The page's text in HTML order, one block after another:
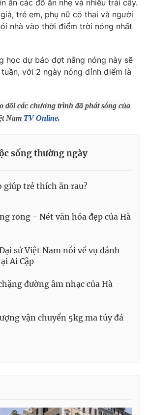
tương lai
Podcast
Tấm lòng Việt
English
ăn các đồ ăn nhẹ và nhiều trái cây.
trẻ em, phụ nữ có thai và người
nhà vào thời điểm trời nóng nhất
học dự báo đợt nắng nóng này sẽ
với 2 ngày nóng đỉnh điểm là
dõi các chương trình đã phát sóng của
Nam TV Online.
sống thường ngày
giúp trẻ thích ăn rau?
rong - Nét văn hóa đẹp của Hà
sứ Việt Nam nói về vụ đánh
Ai Cập
đường âm nhạc của Hà
vận chuyển 5kg ma túy đá